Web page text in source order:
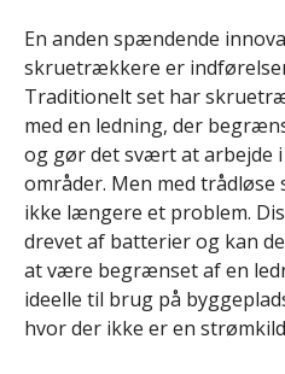
En anden spændende
skruetrækkere er
Traditionelt set har
med en ledning, der
og gør det svært at arbejde
områder. Men med
ikke længere et problem.
drevet af batterier og kan
at være begrænset af en
ideelle til brug på
hvor der ikke er en